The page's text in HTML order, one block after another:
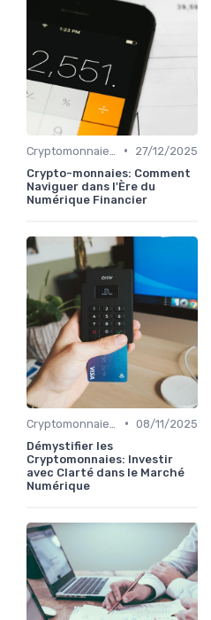
•
27/12/2025
Crypto-monnaies: Comment
Naviguer dans l'Ère du
Numérique Financier
• 08/11/2025
Démystifier les
Cryptomonnaies: Investir
avec Clarté dans le Marché
Numérique